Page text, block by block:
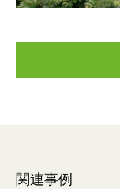
関連事例